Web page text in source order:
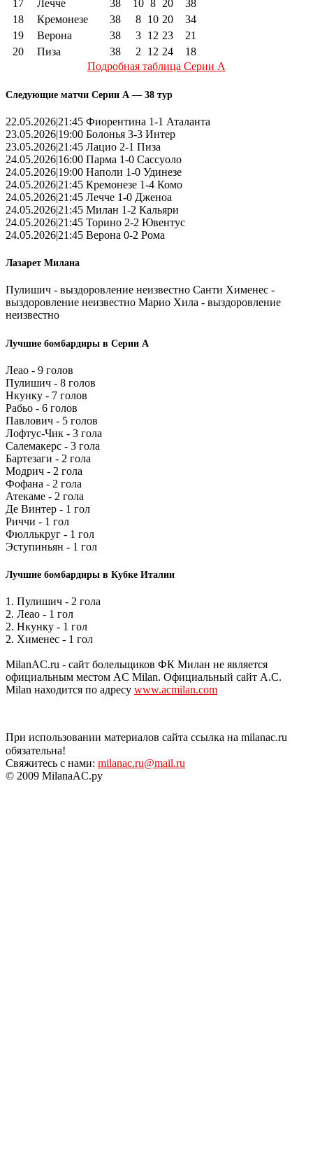
17 Лечче 38 10 8 20
38
18
Кремонезе 38 8 10 20
34
19
Верона 38 3 12 23
21
20
Пиза 38 2 12 24
18
Подробная таблица Серии А
Следующие матчи Серии А — 38 тур
22.05.2026|21:45 Фиорентина 1-1 Аталанта
23.05.2026|19:00 Болонья 3-3 Интер
23.05.2026|21:45 Лацио 2-1 Пиза
24.05.2026|16:00 Парма 1-0 Сассуоло
24.05.2026|19:00 Наполи 1-0 Удинезе
24.05.2026|21:45 Кремонезе 1-4 Комо
24.05.2026|21:45 Лечче 1-0 Дженоа
24.05.2026|21:45 Милан 1-2 Кальяри
24.05.2026|21:45 Торино 2-2 Ювентус
24.05.2026|21:45 Верона 0-2 Рома
Лазарет Милана
Пулишич - выздоровление неизвестно Санти Хименес -
выздоровление неизвестно Марио Хила - выздоровление
неизвестно
Лучшие бомбардиры в Серии А
Леао - 9 голов
Пулишич - 8 голов
Нкунку - 7 голов
Рабьо - 6 голов
Павлович - 5 голов
Лофтус-Чик - 3 гола
Салемакерс - 3 гола
Бартезаги - 2 гола
Модрич - 2 гола
Фофана - 2 гола
Атекаме - 2 гола
Де Винтер - 1 гол
Риччи - 1 гол
Фюллькруг - 1 гол
Эступиньян - 1 гол
Лучшие бомбардиры в Кубке Италии
1. Пулишич - 2 гола
2. Леао - 1 гол
2. Нкунку - 1 гол
2. Хименес - 1 гол
MilanAC.ru - сайт болельщиков ФК Милан не является
официальным местом AC Milan. Официальный сайт A.C.
Milan находится по адресу www.acmilan.com
При использовании материалов сайта ссылка на milanac.ru
обязательна!
Свяжитесь с нами: milanac.ru@mail.ru
© 2009 MilanaAC.ру